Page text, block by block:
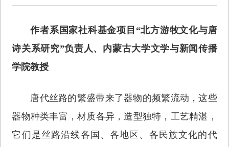
作者系国家社科基金项目“北方游牧文化与唐
诗关系研究”负责人、内蒙古大学文学与新闻传播
学院教授
唐代丝路的繁盛带来了器物的频繁流动，这些
器物种类丰富，材质各异，造型独特，工艺精湛，
它们是丝路沿线各国、各地区、各民族文化的代